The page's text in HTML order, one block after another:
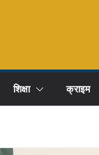
शिक्षा क्राइम